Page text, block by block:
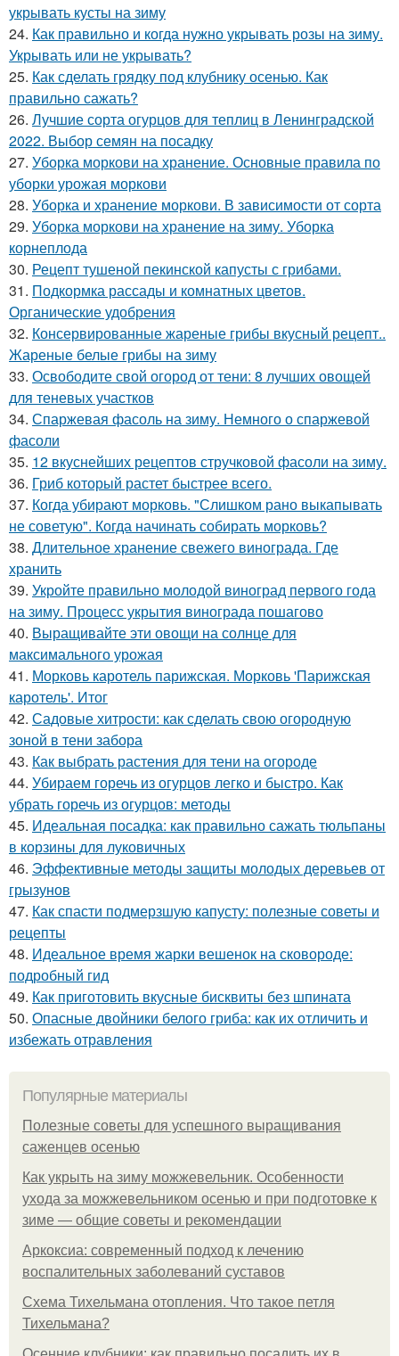
укрывать кусты на зиму
24. Как правильно и когда нужно укрывать розы на зиму.
Укрывать или не укрывать?
25. Как сделать грядку под клубнику осенью. Как
правильно сажать?
26. Лучшие сорта огурцов для теплиц в Ленинградской
2022. Выбор семян на посадку
27. Уборка моркови на хранение. Основные правила по
уборки урожая моркови
28. Уборка и хранение моркови. В зависимости от сорта
29. Уборка моркови на хранение на зиму. Уборка
корнеплода
30. Рецепт тушеной пекинской капусты с грибами.
31. Подкормка рассады и комнатных цветов.
Органические удобрения
32. Консервированные жареные грибы вкусный рецепт..
Жареные белые грибы на зиму
33. Освободите свой огород от тени: 8 лучших овощей
для теневых участков
34. Спаржевая фасоль на зиму. Немного о спаржевой
фасоли
35. 12 вкуснейших рецептов стручковой фасоли на зиму.
36. Гриб который растет быстрее всего.
37. Когда убирают морковь. "Слишком рано выкапывать
не советую". Когда начинать собирать морковь?
38. Длительное хранение свежего винограда. Где
хранить
39. Укройте правильно молодой виноград первого года
на зиму. Процесс укрытия винограда пошагово
40. Выращивайте эти овощи на солнце для
максимального урожая
41. Морковь каротель парижская. Морковь 'Парижская
каротель'. Итог
42. Садовые хитрости: как сделать свою огородную
зоной в тени забора
43. Как выбрать растения для тени на огороде
44. Убираем горечь из огурцов легко и быстро. Как
убрать горечь из огурцов: методы
45. Идеальная посадка: как правильно сажать тюльпаны
в корзины для луковичных
46. Эффективные методы защиты молодых деревьев от
грызунов
47. Как спасти подмерзшую капусту: полезные советы и
рецепты
48. Идеальное время жарки вешенок на сковороде:
подробный гид
49. Как приготовить вкусные бисквиты без шпината
50. Опасные двойники белого гриба: как их отличить и
избежать отравления
Популярные материалы
Полезные советы для успешного выращивания
саженцев осенью
Как укрыть на зиму можжевельник. Особенности
ухода за можжевельником осенью и при подготовке к
зиме — общие советы и рекомендации
Аркоксиа: современный подход к лечению
воспалительных заболеваний суставов
Схема Тихельмана отопления. Что такое петля
Тихельмана?